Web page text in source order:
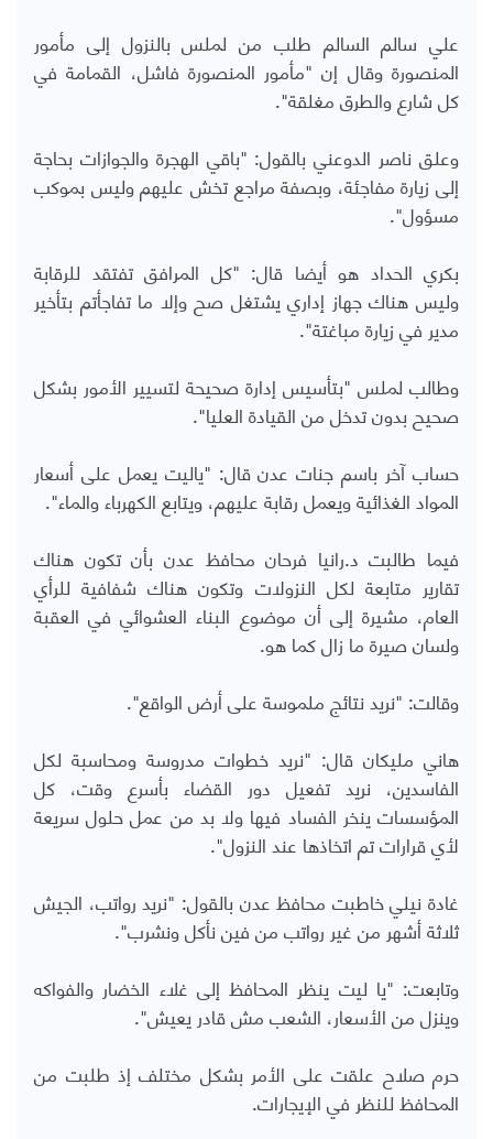
علي سالم السالم طلب من لملس بالنزول إلى مأمور
المنصورة وقال إن "مأمور المنصورة فاشل، القمامة في
كل شارع والطرق مغلقة".
وعلق ناصر الدوعني بالقول: "باقي الهجرة والجوازات بحاجة
إلى زيارة مفاجئة، وبصفة مراجع تخش عليهم وليس بموكب
مسؤول".
بكري الحداد هو أيضا قال: "كل المرافق تفتقد للرقابة
وليس هناك جهاز إداري يشتغل صح وإلا ما تفاجأتم بتأخير
مدير في زيارة مباغتة".
وطالب لملس "بتأسيس إدارة صحيحة لتسيير الأمور بشكل
صحيح بدون تدخل من القيادة العليا".
حساب آخر باسم جنات عدن قال: "ياليت يعمل على أسعار
المواد الغذائية ويعمل رقابة عليهم، ويتابع الكهرباء والماء".
فيما طالبت د.رانيا فرحان محافظ عدن بأن تكون هناك
تقارير متابعة لكل النزولات وتكون هناك شفافية للرأي
العام، مشيرة إلى أن موضوع البناء العشوائي في العقبة
ولسان صيرة ما زال كما هو.
وقالت: "نريد نتائج ملموسة على أرض الواقع".
هاني مليكان قال: "نريد خطوات مدروسة ومحاسبة لكل
الفاسدين، نريد تفعيل دور القضاء بأسرع وقت، كل
المؤسسات ينخر الفساد فيها ولا بد من عمل حلول سريعة
لأي قرارات تم اتخاذها عند النزول".
غادة نيلي خاطبت محافظ عدن بالقول: "نريد رواتب، الجيش
ثلاثة أشهر من غير رواتب من فين نأكل ونشرب".
وتابعت: "يا ليت ينظر المحافظ إلى غلاء الخضار والفواكه
وينزل من الأسعار، الشعب مش قادر يعيش".
حرم صلاح علقت على الأمر بشكل مختلف إذ طلبت من
المحافظ للنظر في الإيجارات.